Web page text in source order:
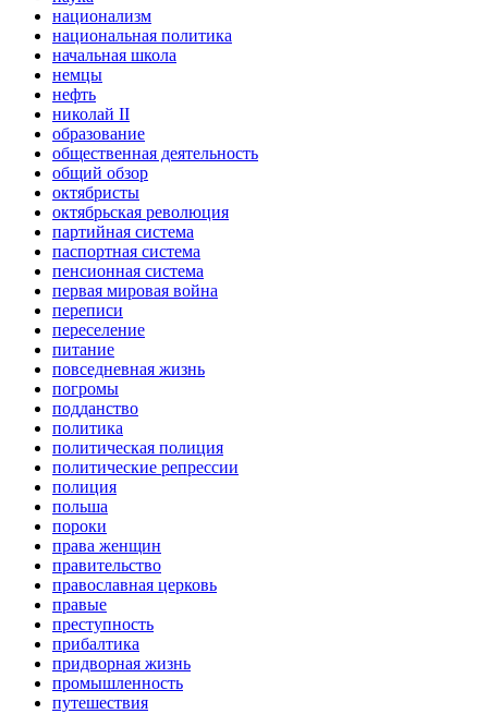
национализм
национальная политика
начальная школа
немцы
нефть
николай II
образование
общественная деятельность
общий обзор
октябристы
октябрьская революция
партийная система
паспортная система
пенсионная система
первая мировая война
переписи
переселение
питание
повседневная жизнь
погромы
подданство
политика
политическая полиция
политические репрессии
полиция
польша
пороки
права женщин
правительство
православная церковь
правые
преступность
прибалтика
придворная жизнь
промышленность
путешествия